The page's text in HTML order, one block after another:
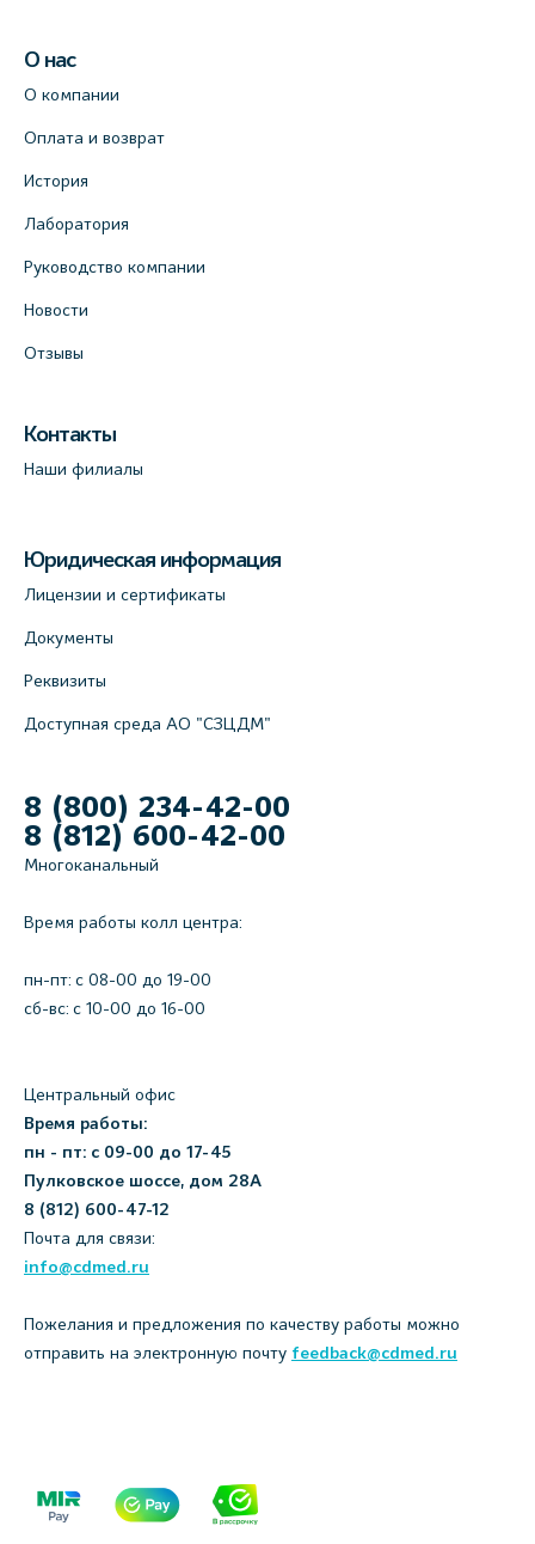
О нас
О компании
Оплата и возврат
История
Лаборатория
Руководство компании
Новости
Отзывы
Контакты
Наши филиалы
Юридическая информация
Лицензии и сертификаты
Документы
Реквизиты
Доступная среда АО "СЗЦДМ"
8 (800) 234-42-00
8 (812) 600-42-00
Многоканальный
Время работы колл центра:
пн-пт: c 08-00 до 19-00
сб-вс: с 10-00 до 16-00
Центральный офис
Время работы:
пн - пт: с 09-00 до 17-45
Пулковское шоссе, дом 28А
8 (812) 600-47-12
Почта для связи:
info@cdmed.ru
Пожелания и предложения по качеству работы можно
отправить на электронную почту feedback@cdmed.ru